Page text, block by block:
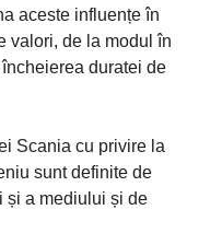
aceste influențe în
valori, de la modul în
duratei de
Scania cu privire la
sunt definite de
și a mediului și de